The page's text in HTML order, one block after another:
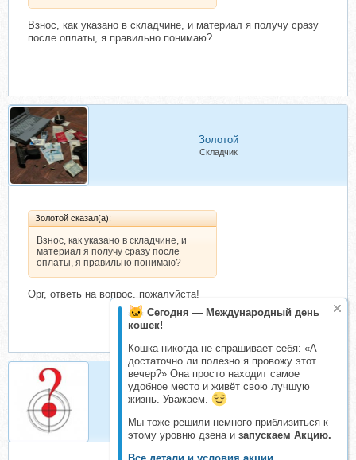
Сегодня — Международный день
кошек!
Кошка никогда не спрашивает себя: «А
достаточно ли полезно я провожу этот
вечер?» Она просто находит самое
удобное место и живёт свою лучшую
жизнь. Уважаем.
Мы тоже решили немного приблизиться к
этому уровню дзена и запускаем Акцию.
Взнос, как указано в складчине, и материал я получу сразу
после оплаты, я правильно понимаю?
Золотой
Складчик
Золотой сказал(а):
Взнос, как указано в складчине, и
материал я получу сразу после
оплаты, я правильно понимаю?
Орг, ответь на вопрос, пожалуйста!
Zander
Организатор складчин